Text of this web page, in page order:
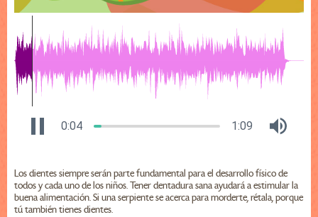
0:04 1:09
Los dientes siempre serán parte fundamental para el desarrollo físico de
todos y cada uno de los niños. Tener dentadura sana ayudará a estimular la
buena alimentación. Si una serpiente se acerca para morderte, rétala, porque
tú también tienes dientes.